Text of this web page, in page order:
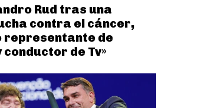
Rud tras una
contra el cáncer,
representante de
conductor de Tv»